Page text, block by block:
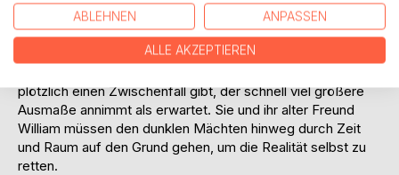
Seit vielen Jahrhunderten herrscht ein scheinbar ewig
anhaltender Frieden in der Hauptstadt der Zeitreisenden.
Alles scheint in bester Ordnung zu sein, bis es auf einer
plötzlich einen Zwischenfall gibt, der schnell viel größere
Ausmaße annimmt als erwartet. Sie und ihr alter Freund
William müssen den dunklen Mächten hinweg durch Zeit
und Raum auf den Grund gehen, um die Realität selbst zu
retten.
ABLEHNEN ANPASSEN
ALLE AKZEPTIEREN